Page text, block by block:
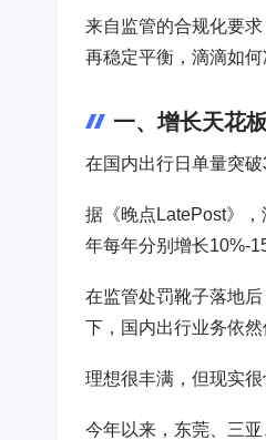
来自监管的合规化要
再稳定平衡，滴滴如
一、增长天花板
在国内出行日单量突
据《晚点LatePost》
年每年分别增长10%-
在监管处罚靴子落地
下，国内出行业务依然
理想很丰满，但现实很
今年以来，东莞、三